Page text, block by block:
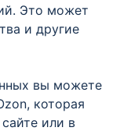
Это может
и другие
вы можете
которая
или в